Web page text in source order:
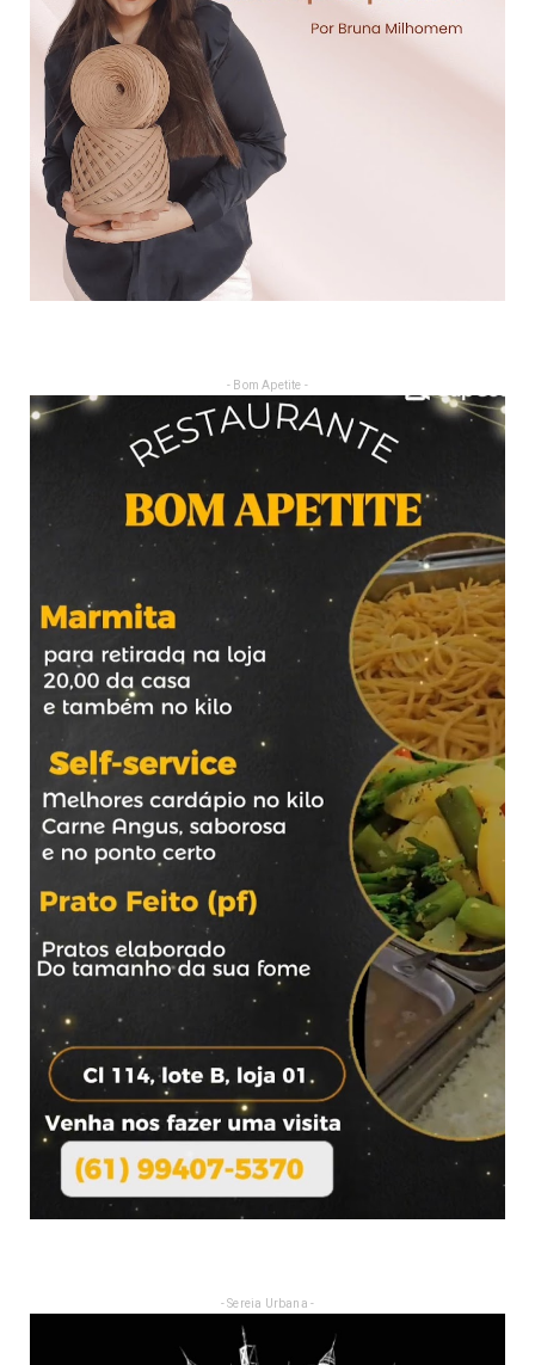
- Bom Apetite -
- Sereia Urbana -